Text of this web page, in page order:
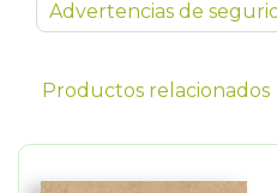
Advertencias de
Productos relacionados